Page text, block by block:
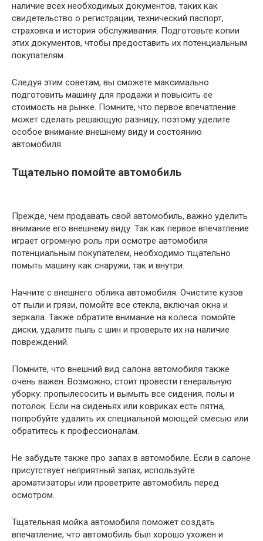
наличие всех необходимых документов, таких как
свидетельство о регистрации, технический паспорт,
страховка и история обслуживания. Подготовьте копии
этих документов, чтобы предоставить их потенциальным
покупателям.
Следуя этим советам, вы сможете максимально
подготовить машину для продажи и повысить ее
стоимость на рынке. Помните, что первое впечатление
может сделать решающую разницу, поэтому уделите
особое внимание внешнему виду и состоянию
автомобиля.
Тщательно помойте автомобиль
Прежде, чем продавать свой автомобиль, важно уделить
внимание его внешнему виду. Так как первое впечатление
играет огромную роль при осмотре автомобиля
потенциальным покупателем, необходимо тщательно
помыть машину как снаружи, так и внутри.
Начните с внешнего облика автомобиля. Очистите кузов
от пыли и грязи, помойте все стекла, включая окна и
зеркала. Также обратите внимание на колеса: помойте
диски, удалите пыль с шин и проверьте их на наличие
повреждений.
Помните, что внешний вид салона автомобиля также
очень важен. Возможно, стоит провести генеральную
уборку: пропылесосить и вымыть все сидения, полы и
потолок. Если на сиденьях или ковриках есть пятна,
попробуйте удалить их специальной моющей смесью или
обратитесь к профессионалам.
Не забудьте также про запах в автомобиле. Если в салоне
присутствует неприятный запах, используйте
ароматизаторы или проветрите автомобиль перед
осмотром.
Тщательная мойка автомобиля поможет создать
впечатление, что автомобиль был хорошо ухожен и